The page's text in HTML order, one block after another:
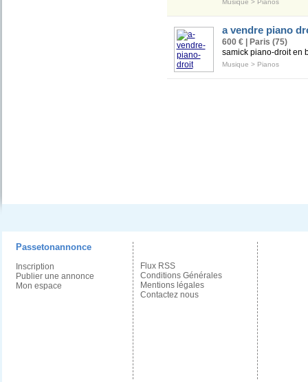
Musique > Pianos
a vendre piano
600 € | Paris (75)
samick piano-droit en
Musique > Pianos
Passetonannonce
Inscription
Publier une annonce
Mon espace
Flux RSS
Conditions Générales
Mentions légales
Contactez nous